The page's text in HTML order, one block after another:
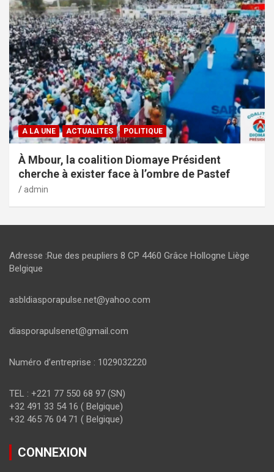
A LA UNE ACTUALITES POLITIQUE
À Mbour, la coalition Diomaye Président
cherche à exister face à l’ombre de Pastef
admin
Adresse :Rue des peupliers 8 CP 4460 Grâce Hollogne Liège
Belgique
asbldiasporapulse.net@yahoo.com
diasporapulsenet@gmail.com
Numéro d’entreprise : 1029032220
TEL : +221 77 550 68 97 (SN)
+32 491 33 54 16 ( Belgique)
+32 465 76 04 71 ( Belgique)
CONNEXION